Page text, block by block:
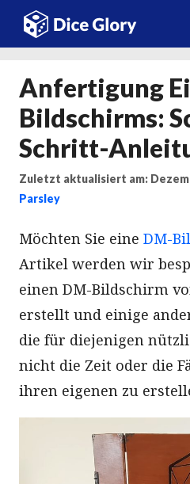
Zum
Inhalt
Anfertigung
Bildschirms:
Schritt-
Zuletzt aktualisiert am:
Parsley
Möchten Sie eine DM-
Artikel werden wir
einen DM-Bildschirm
erstellt und einige
die für diejenigen
nicht die Zeit oder die
ihren eigenen zu